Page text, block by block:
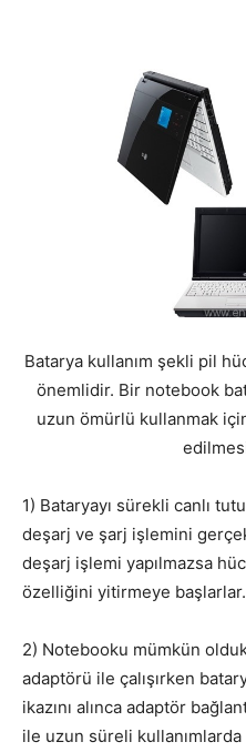
Batarya kullanım şekli pil
önemlidir. Bir notebook
uzun ömürlü kullanmak
1) Bataryayı sürekli canlı
deşarj ve şarj işlemini
deşarj işlemi yapılmazsa
özelliğini yitirmeye başlarlar.
2) Notebooku mümkün
adaptörü ile çalışırken
ikazını alınca adaptör
ile uzun süreli